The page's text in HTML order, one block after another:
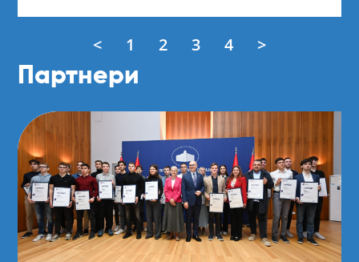
< 1 2 3 4 >
Партнери